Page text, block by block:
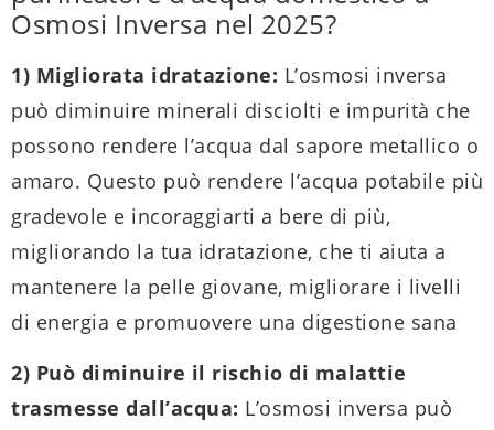
Osmosi Inversa nel 2025?
1) Migliorata idratazione: L’osmosi inversa
può diminuire minerali disciolti e impurità che
possono rendere l’acqua dal sapore metallico o
amaro. Questo può rendere l’acqua potabile più
gradevole e incoraggiarti a bere di più,
migliorando la tua idratazione, che ti aiuta a
mantenere la pelle giovane, migliorare i livelli
di energia e promuovere una digestione sana
2) Può diminuire il rischio di malattie
trasmesse dall’acqua: L’osmosi inversa può